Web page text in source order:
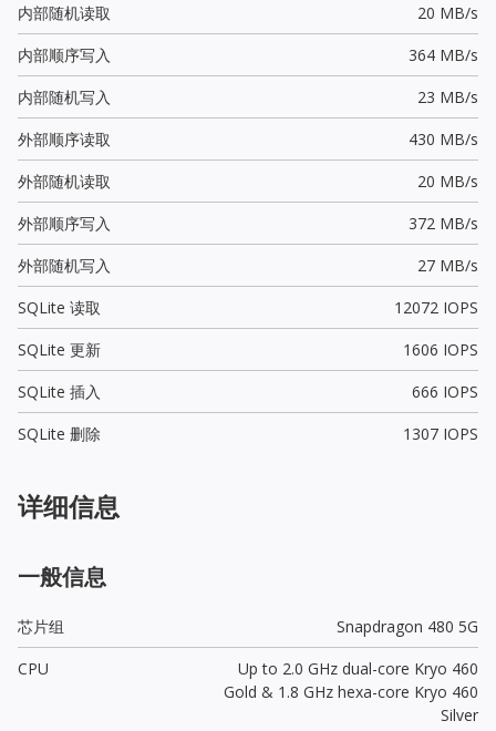
内部随机读取
20 MB/s
内部顺序写入
364 MB/s
内部随机写入
23 MB/s
外部顺序读取
430 MB/s
外部随机读取
20 MB/s
外部顺序写入
372 MB/s
外部随机写入
27 MB/s
SQLite 读取
12072 IOPS
SQLite 更新
1606 IOPS
SQLite 插入
666 IOPS
SQLite 删除
1307 IOPS
详细信息
一般信息
芯片组
Snapdragon 480 5G
CPU
Up to 2.0 GHz dual-core Kryo 460
Gold & 1.8 GHz hexa-core Kryo 460
Silver